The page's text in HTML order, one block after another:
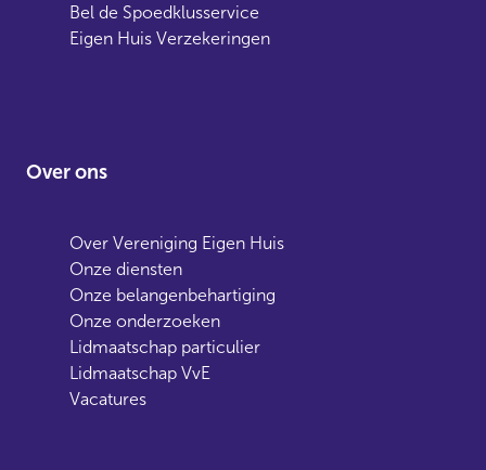
Bel de Spoedklusservice
Eigen Huis Verzekeringen
Over ons
Over Vereniging Eigen Huis
Onze diensten
Onze belangenbehartiging
Onze onderzoeken
Lidmaatschap particulier
Lidmaatschap VvE
Vacatures